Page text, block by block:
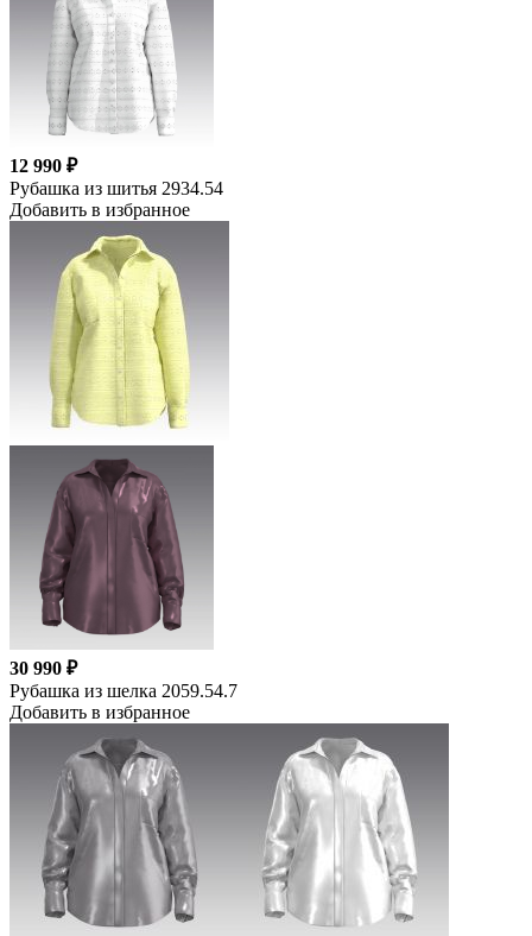
12 990 ₽
Рубашка из шитья 2934.54
Добавить в избранное
30 990 ₽
Рубашка из шелка 2059.54.7
Добавить в избранное